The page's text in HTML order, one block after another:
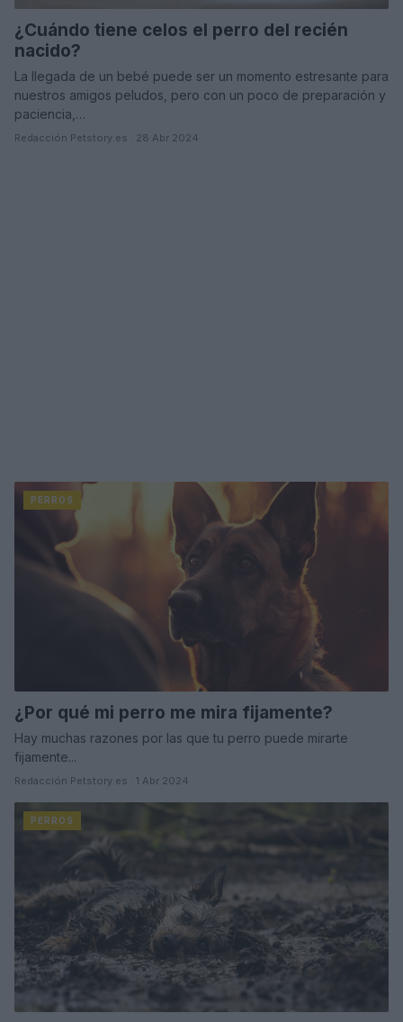
¿Cuándo tiene celos el perro del recién
nacido?
La llegada de un bebé puede ser un momento estresante para
nuestros amigos peludos, pero con un poco de preparación y
paciencia,…
Redacción Petstory.es · 28 Abr 2024
PERROS
¿Por qué mi perro me mira fijamente?
Hay muchas razones por las que tu perro puede mirarte
fijamente...
Redacción Petstory.es · 1 Abr 2024
PERROS